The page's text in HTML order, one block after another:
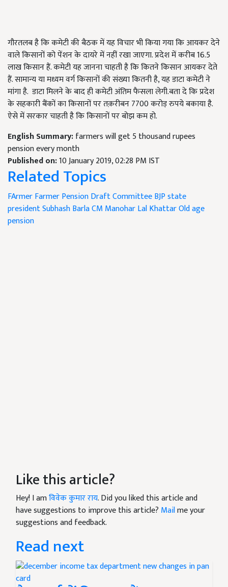
गौरतलब है कि कमेटी की बैठक में यह विचार भी किया गया कि आयकर देने
वाले किसानों को पेंशन के दायरे में नहीं रखा जाएगा. प्रदेश में करीब 16.5
लाख किसान हैं. कमेटी यह जानना चाहती है कि कितने किसान आयकर देते
हैं. सामान्य या मध्यम वर्ग किसानों की संख्या कितनी है, यह डाटा कमेटी ने
मांगा है. डाटा मिलने के बाद ही कमेटी अंतिम फैसला लेगी.बता दे कि प्रदेश
के सहकारी बैंकों का किसानों पर तक़रीबन 7700 करोड़ रुपये बकाया है.
ऐसे में सरकार चाहती है कि किसानों पर बोझ कम हो.
English Summary:farmers will get 5 thousand rupees
pension every month
Published on:10 January 2019, 02:28 PM IST
Related Topics
FArmerFarmer Pension Draft CommitteeBJP state
presidentSubhash BarlaCM Manohar Lal KhattarOld age
pension
Like this article?
Hey! I amविवेक कुमार राय. Did you liked this article and
have suggestions to improve this article? Mailme your
suggestions and feedback.
Read next